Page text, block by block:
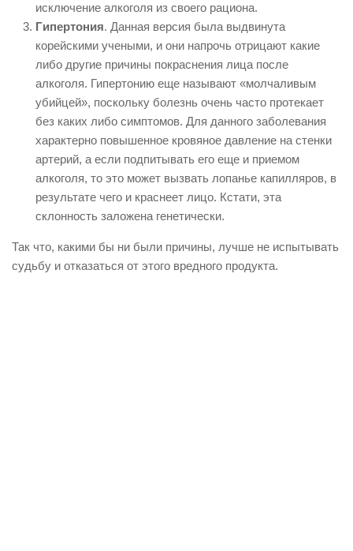
исключение алкоголя из своего рациона.
Гипертония. Данная версия была выдвинута
корейскими учеными, и они напрочь отрицают какие
либо другие причины покраснения лица после
алкоголя. Гипертонию еще называют «молчаливым
убийцей», поскольку болезнь очень часто протекает
без каких либо симптомов. Для данного заболевания
характерно повышенное кровяное давление на стенки
артерий, а если подпитывать его еще и приемом
алкоголя, то это может вызвать лопанье капилляров, в
результате чего и краснеет лицо. Кстати, эта
склонность заложена генетически.
Так что, какими бы ни были причины, лучше не испытывать
судьбу и отказаться от этого вредного продукта.